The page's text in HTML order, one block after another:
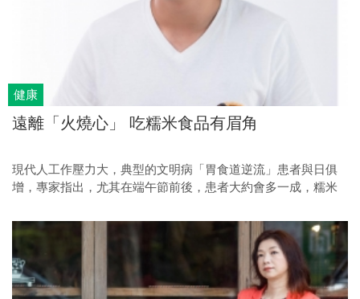
健康
遠離「火燒心」 吃糯米食品有眉角
現代人工作壓力大，典型的文明病「胃食道逆流」患者與日俱
增，專家指出，尤其在端午節前後，患者大約會多一成，糯米